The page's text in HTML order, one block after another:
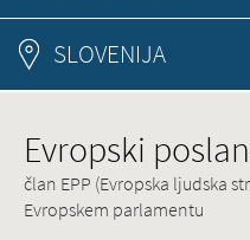
SLOVENIJA
Evropski
član EPP (Evropska ljudska
Evropskem parlamentu